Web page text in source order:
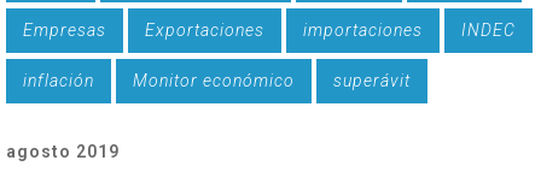
Empresas Exportaciones importaciones INDEC
inflación Monitor económico superávit
agosto 2019